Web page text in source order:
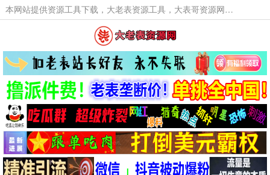
本网站提供资源工具下载，大老表资源工具，大表哥资源网软件工具，大老表资源下载，活动线报福利资源分享,活动线报，大型网游经典游戏，网络热门技术游戏辅助交流与分享。